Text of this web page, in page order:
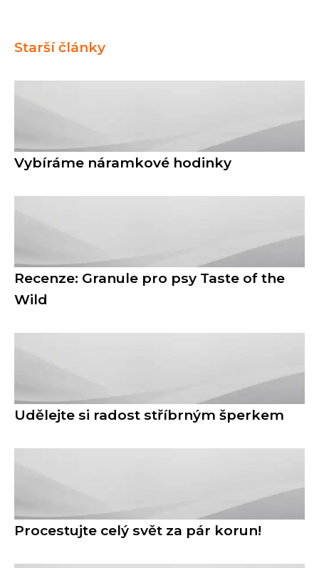
Starší články
Vybíráme náramkové hodinky
Recenze: Granule pro psy Taste of the
Wild
Udělejte si radost stříbrným šperkem
Procestujte celý svět za pár korun!